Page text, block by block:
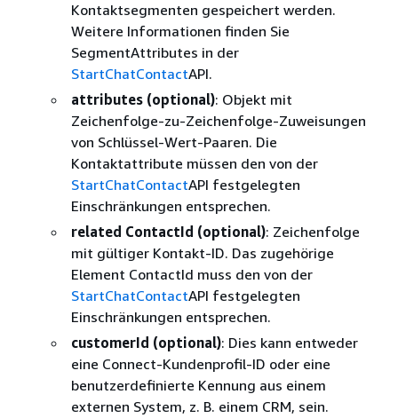
Kontaktsegmenten gespeichert werden.
Weitere Informationen finden Sie
SegmentAttributes in der
StartChatContactAPI.
attributes (optional): Objekt mit
Zeichenfolge-zu-Zeichenfolge-Zuweisungen
von Schlüssel-Wert-Paaren. Die
Kontaktattribute müssen den von der
StartChatContactAPI festgelegten
Einschränkungen entsprechen.
related ContactId (optional): Zeichenfolge
mit gültiger Kontakt-ID. Das zugehörige
Element ContactId muss den von der
StartChatContactAPI festgelegten
Einschränkungen entsprechen.
customerId (optional): Dies kann entweder
eine Connect-Kundenprofil-ID oder eine
benutzerdefinierte Kennung aus einem
externen System, z. B. einem CRM, sein.